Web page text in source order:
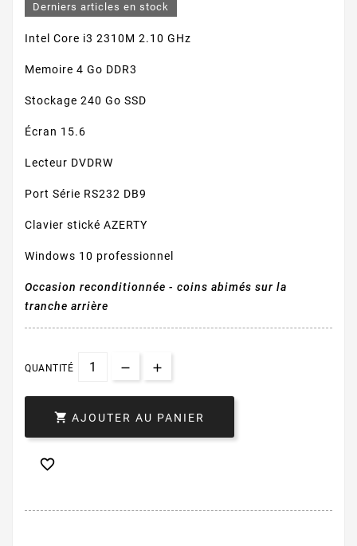
Derniers articles en stock
Intel Core i3 2310M 2.10 GHz
Memoire 4 Go DDR3
Stockage 240 Go SSD
Écran 15.6
Lecteur DVDRW
Port Série RS232 DB9
Clavier stické AZERTY
Windows 10 professionnel
Occasion reconditionnée - coins abimés sur la
tranche arrière
QUANTITÉ
 AJOUTER AU PANIER
